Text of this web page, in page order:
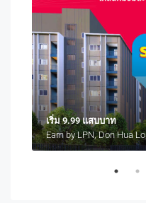
เริ่ม 9.99 แสบบาท
Earn by LPN, Don Hua